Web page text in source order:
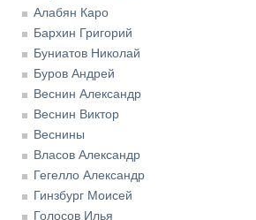
Алабян Каро
Бархин Григорий
Буниатов Николай
Буров Андрей
Веснин Александр
Веснин Виктор
Веснины
Власов Александр
Гегелло Александр
Гинзбург Моисей
Голосов Илья